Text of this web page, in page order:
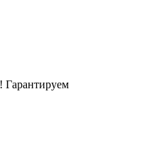
Гарантируем